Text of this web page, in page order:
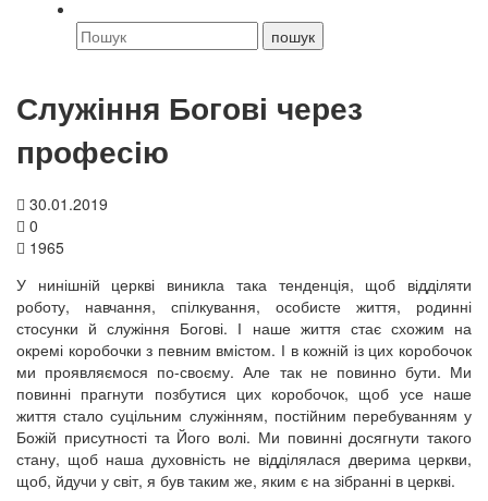
Служіння Богові через
професію
30.01.2019
0
1965
У нинішній церкві виникла така тенденція, щоб відділяти
роботу, навчання, спілкування, особисте життя, родинні
стосунки й служіння Богові. І наше життя стає схожим на
окремі коробочки з певним вмістом. І в кожній із цих коробочок
ми проявляємося по-своєму. Але так не повинно бути. Ми
повинні прагнути позбутися цих коробочок, щоб усе наше
життя стало суцільним служінням, постійним перебуванням у
Божій присутності та Його волі. Ми повинні досягнути такого
стану, щоб наша духовність не відділялася дверима церкви,
щоб, йдучи у світ, я був таким же, яким є на зібранні в церкві.